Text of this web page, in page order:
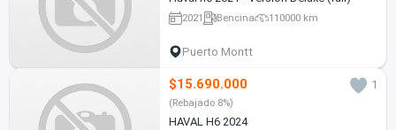
2021 Bencina 110000 km
Puerto Montt
$15.690.000 1
(Rebajado 8%)
HAVAL H6 2024